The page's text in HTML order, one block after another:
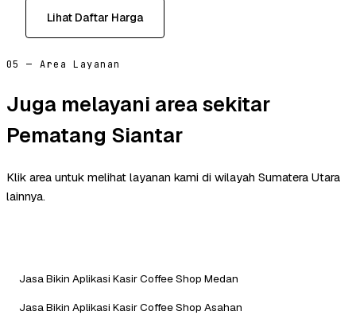
Lihat Daftar Harga
05 — Area Layanan
Juga melayani area sekitar
Pematang Siantar
Klik area untuk melihat layanan kami di wilayah Sumatera Utara
lainnya.
Jasa Bikin Aplikasi Kasir Coffee Shop Medan
Jasa Bikin Aplikasi Kasir Coffee Shop Asahan